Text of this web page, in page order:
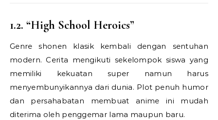
1.2. “High School Heroics”
Genre shonen klasik kembali dengan sentuhan
modern. Cerita mengikuti sekelompok siswa yang
memiliki kekuatan super namun harus
menyembunyikannya dari dunia. Plot penuh humor
dan persahabatan membuat anime ini mudah
diterima oleh penggemar lama maupun baru.